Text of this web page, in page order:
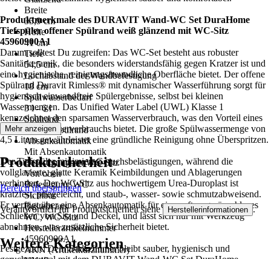
Breite
35,9 cm
Höhe
41 cm
Tiefe
54,5 cm
Lochabstand der Wandbefestigung
18 cm
Spülwasserbedarf
3 l - 6 l
Spülrand
offener Spülrand
Absenkautomatik
Mit Absenkautomatik
Befestigungsart WC-Sitz
Von oben
Befestigung WC
Sichtbar
Besteht aus
WC, WC-Sitz
Herstellerartikelnummer
45960900A1
AKN (Artikelkurznummer)
Produktmerkmale des DURAVIT Wand-WC Set DuraHome
Tiefspüler offener Spülrand weiß glänzend mit WC-Sitz
45960900A1
Darum solltest Du zugreifen: Das WC-Set besteht aus robuster
Sanitärkeramik, die besonders widerstandsfähig gegen Kratzer ist und
eine hygienische, reinigungsfreundliche Oberfläche bietet. Der offene
Spülrand Duravit Rimless® mit dynamischer Wasserführung sorgt für
hygienisch einwandfreie Spülergebnisse, selbst bei kleinen
Wassermengen. Das Unified Water Label (UWL) Klasse 1
kennzeichnet den sparsamen Wasserverbrauch, was den Vorteil eines
effizienten Wasserverbrauchs bietet. Die große Spülwassermenge von
4,5 Litern gewährleistet eine gründliche Reinigung ohne Überspritzen.
Der Tiefspüler minimiert Geruchsbelästigungen, während die
vollglasierte, glatte Keramik Keimbildungen und Ablagerungen
verhindert. Der WC-Sitz aus hochwertigem Urea-Duroplast ist
kratzfest, pflegeleicht, und staub-, wasser- sowie schmutzabweisend.
Er verfügt über eine Absenkautomatik für ein sanftes, geräuschloses
Schließen von Sitz und Deckel, und lässt sich nur mit Werkzeug
abnehmen, was zusätzliche Sicherheit bietet.
Festgezurrt: Dein Badezimmer bleibt sauber, hygienisch und
Mehr anzeigen
Produktsicherheit
Bereich überspringen
Verantwortlich für Produktsicherheit siehe Herstellerinformationen .
Weitere Kategorien